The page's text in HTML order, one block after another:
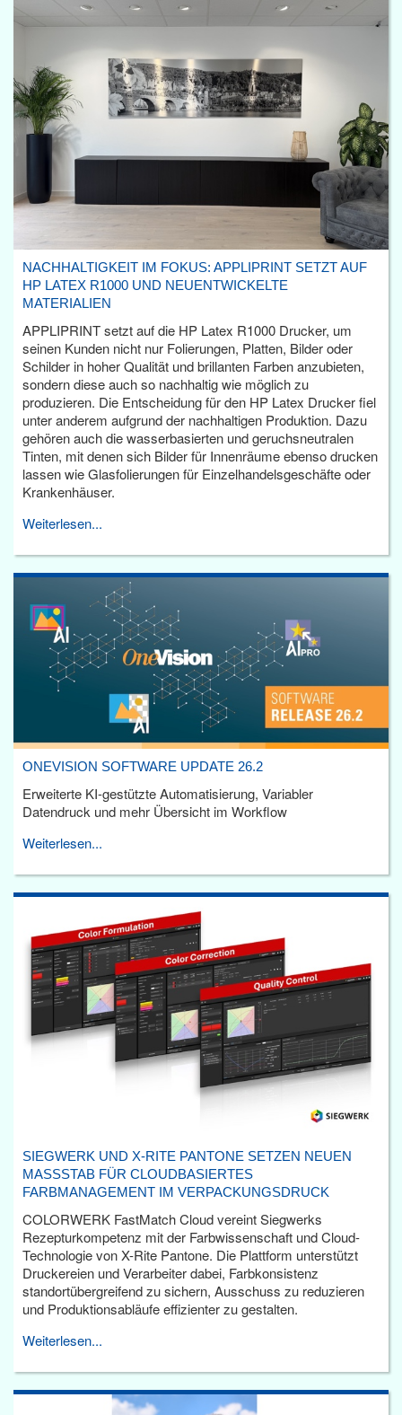
NACHHALTIGKEIT IM FOKUS: APPLIPRINT SETZT AUF
HP LATEX R1000 UND NEUENTWICKELTE
MATERIALIEN
APPLIPRINT setzt auf die HP Latex R1000 Drucker, um
seinen Kunden nicht nur Folierungen, Platten, Bilder oder
Schilder in hoher Qualität und brillanten Farben anzubieten,
sondern diese auch so nachhaltig wie möglich zu
produzieren. Die Entscheidung für den HP Latex Drucker fiel
unter anderem aufgrund der nachhaltigen Produktion. Dazu
gehören auch die wasserbasierten und geruchsneutralen
Tinten, mit denen sich Bilder für Innenräume ebenso drucken
lassen wie Glasfolierungen für Einzelhandelsgeschäfte oder
Krankenhäuser.
Weiterlesen...
ONEVISION SOFTWARE UPDATE 26.2
Erweiterte KI-gestützte Automatisierung, Variabler
Datendruck und mehr Übersicht im Workflow
Weiterlesen...
SIEGWERK UND X-RITE PANTONE SETZEN NEUEN
MASSSTAB FÜR CLOUDBASIERTES F
ARBMANAGEMENT IM VERPACKUNGSDRUCK
COLORWERK FastMatch Cloud vereint Siegwerks
Rezepturkompetenz mit der Farbwissenschaft und Cloud-
Technologie von X-Rite Pantone. Die Plattform unterstützt
Druckereien und Verarbeiter dabei, Farbkonsistenz
standortübergreifend zu sichern, Ausschuss zu reduzieren
und Produktionsabläufe effizienter zu gestalten.
Weiterlesen...